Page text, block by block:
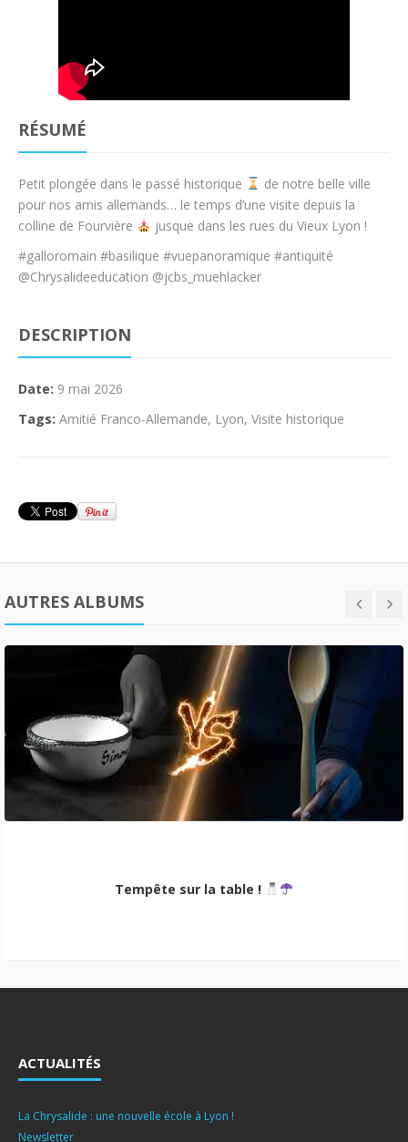
RÉSUMÉ
Petit plongée dans le passé historique
de notre belle ville
pour nos amis allemands… le temps d’une visite depuis la
colline de Fourvière
jusque dans les rues du Vieux Lyon !
#galloromain #basilique #vuepanoramique #antiquité
@Chrysalideeducation @jcbs_muehlacker
DESCRIPTION
Date: 9 mai 2026
Tags: Amitié Franco-Allemande, Lyon, Visite historique
AUTRES ALBUMS
Tempête sur la table !
ACTUALITÉS
La Chrysalide : une nouvelle école à Lyon !
Newsletter